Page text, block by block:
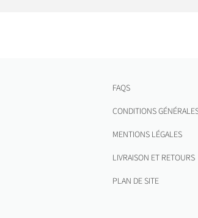
FAQS
CONDITIONS
MENTIONS LÉGALES
LIVRAISON ET RETOURS
PLAN DE SITE